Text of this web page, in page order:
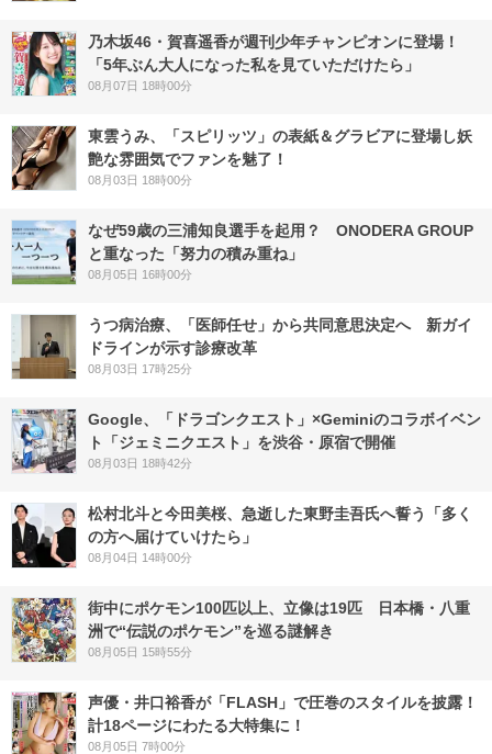
乃木坂46・賀喜遥香が週刊少年チャンピオンに登場！
「5年ぶん大人になった私を見ていただけたら」
08月07日 18時00分
東雲うみ、「スピリッツ」の表紙＆グラビアに登場し妖
艶な雰囲気でファンを魅了！
08月03日 18時00分
なぜ59歳の三浦知良選手を起用？ ONODERA GROUP
と重なった「努力の積み重ね」
08月05日 16時00分
うつ病治療、「医師任せ」から共同意思決定へ 新ガイ
ドラインが示す診療改革
08月03日 17時25分
Google、「ドラゴンクエスト」×Geminiのコラボイベン
ト「ジェミニクエスト」を渋谷・原宿で開催
08月03日 18時42分
松村北斗と今田美桜、急逝した東野圭吾氏へ誓う「多く
の方へ届けていけたら」
08月04日 14時00分
街中にポケモン100匹以上、立像は19匹 日本橋・八重
洲で“伝説のポケモン”を巡る謎解き
08月05日 15時55分
声優・井口裕香が「FLASH」で圧巻のスタイルを披露！
計18ページにわたる大特集に！
08月05日 7時00分